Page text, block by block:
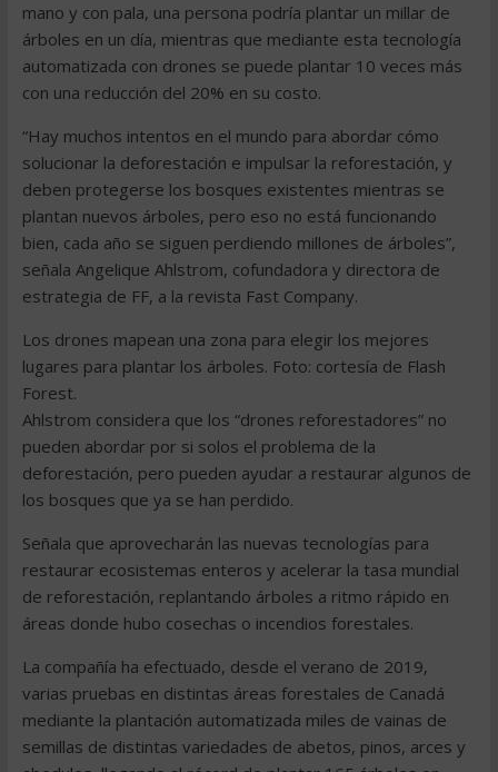
mano y con pala, una persona podría plantar un millar de
árboles en un día, mientras que mediante esta tecnología
automatizada con drones se puede plantar 10 veces más
con una reducción del 20% en su costo.
“Hay muchos intentos en el mundo para abordar cómo
solucionar la deforestación e impulsar la reforestación, y
deben protegerse los bosques existentes mientras se
plantan nuevos árboles, pero eso no está funcionando
bien, cada año se siguen perdiendo millones de árboles”,
señala Angelique Ahlstrom, cofundadora y directora de
estrategia de FF, a la revista Fast Company.
Los drones mapean una zona para elegir los mejores
lugares para plantar los árboles. Foto: cortesía de Flash
Forest.
Ahlstrom considera que los “drones reforestadores” no
pueden abordar por si solos el problema de la
deforestación, pero pueden ayudar a restaurar algunos de
los bosques que ya se han perdido.
Señala que aprovecharán las nuevas tecnologías para
restaurar ecosistemas enteros y acelerar la tasa mundial
de reforestación, replantando árboles a ritmo rápido en
áreas donde hubo cosechas o incendios forestales.
La compañía ha efectuado, desde el verano de 2019,
varias pruebas en distintas áreas forestales de Canadá
mediante la plantación automatizada miles de vainas de
semillas de distintas variedades de abetos, pinos, arces y